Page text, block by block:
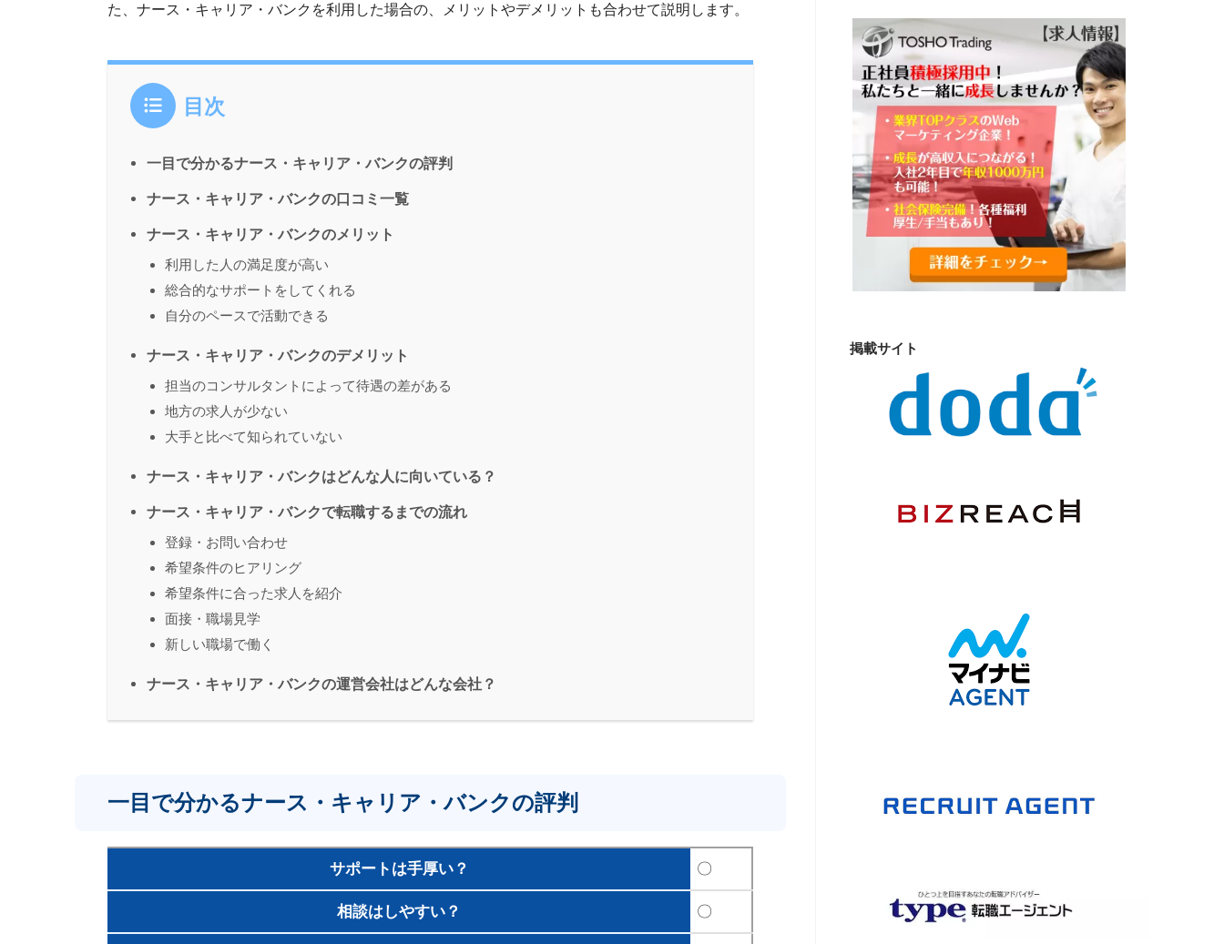
た、ナース・キャリア・バンクを利用した場合の、メリットやデメリットも合わせて説明します。
目次
一目で分かるナース・キャリア・バンクの評判
ナース・キャリア・バンクの口コミ一覧
ナース・キャリア・バンクのメリット
利用した人の満足度が高い
総合的なサポートをしてくれる
自分のペースで活動できる
ナース・キャリア・バンクのデメリット
担当のコンサルタントによって待遇の差がある
地方の求人が少ない
大手と比べて知られていない
ナース・キャリア・バンクはどんな人に向いている？
ナース・キャリア・バンクで転職するまでの流れ
登録・お問い合わせ
希望条件のヒアリング
希望条件に合った求人を紹介
面接・職場見学
新しい職場で働く
ナース・キャリア・バンクの運営会社はどんな会社？
一目で分かるナース・キャリア・バンクの評判
サポートは手厚い？ 〇
相談はしやすい？ 〇
掲載サイト